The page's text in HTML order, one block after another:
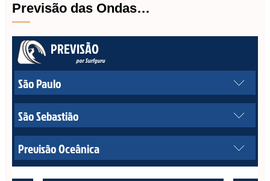
Previsão das Ondas…